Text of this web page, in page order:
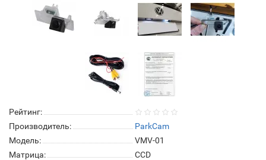
Рейтинг:
Производитель:
ParkCam
Модель:
VMV-01
Матрица:
СCD